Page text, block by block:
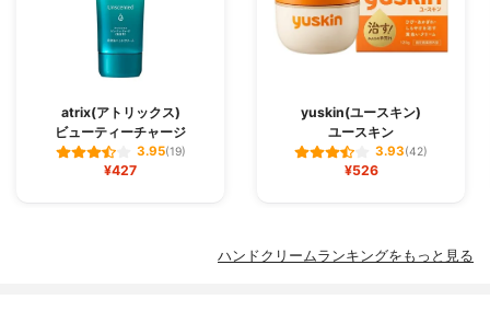
atrix(アトリックス)
ビューティーチャージ
3.95(19)
¥427
yuskin(ユースキン)
ユースキン
3.93(42)
¥526
ハンドクリームランキングをもっと見る